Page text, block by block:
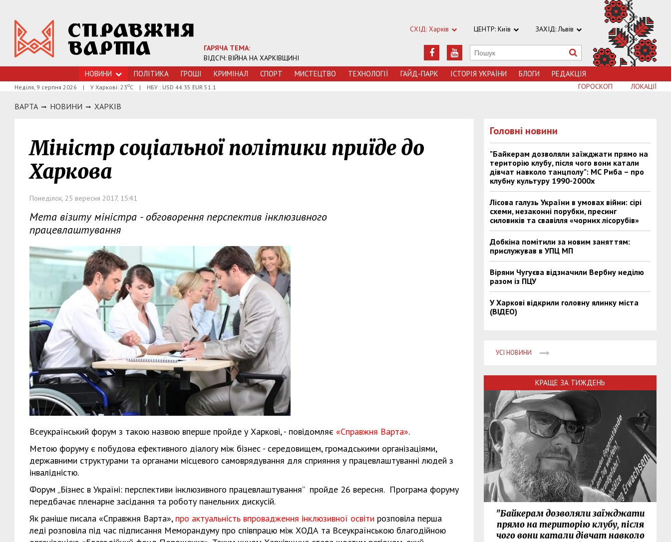
ГАРЯЧА ТЕМА:
ВІДСІЧ: ВІЙНА НА ХАРКІВЩИНІ
СХІД: Харків ЦЕНТР: Київ ЗАХІД: Львів
НОВИНИ ПОЛІТИКА ГРОШI КРИМIНАЛ СПОРТ МИСТЕЦТВО ТЕХНОЛОГIЇ ГАЙД-ПАРК ІСТОРІЯ УКРАЇНИ БЛОГИ РЕДАКЦІЯ
Неділя, 9 серпня 2026 | У Харкові: 23оС | НБУ : USD 44.35 EUR 51.1 ЛОКАЦІЇ
ГОРОСКОП
ВАРТА НОВИНИ ХАРКIВ
Міністр соціальної політики приїде до
Харкова
Понеділок, 25 вересня 2017, 15:41
Мета візиту міністра - обговорення перспектив інклюзивного
працевлаштування
Всеукраїнський форум з такою назвою вперше пройде у Харкові, - повідомляє «Справжня Варта».
Метою форуму є побудова ефективного діалогу між бізнес - середовищем, громадськими організаціями,
державними структурами та органами місцевого самоврядування для сприяння у працевлаштуванні людей з
інвалідністю.
Форум „Бізнес в Україні: перспективи інклюзивного працевлаштування” пройде 26 вересня. Програма форуму
передбачає пленарне засідання та роботу панельних дискусій.
Як раніше писала «Справжня Варта», про актуальність впровадження інклюзивної освіти розповіла перша
леді розповіла під час підписання Меморандуму про співпрацю між ХОДА та Всеукраїнською благодійною
Головні новини
"Байкерам дозволяли заїжджати прямо на
територію клубу, після чого вони катали
дівчат навколо танцполу": МС Риба – про
клубну культуру 1990-2000х
Лісова галузь України в умовах війни: сірі
схеми, незаконні порубки, пресинг
силовиків та свавілля «чорних лісорубів»
Добкіна помітили за новим заняттям:
прислужував в УПЦ МП
Віряни Чугуєва відзначили Вербну неділю
разом із ПЦУ
У Харкові відкрили головну ялинку міста
(ВІДЕО)
УСІ НОВИНИ
КРАЩЕ ЗА ТИЖДЕНЬ
"Байкерам дозволяли заїжджати
прямо на територію клубу, після
чого вони катали дівчат навколо